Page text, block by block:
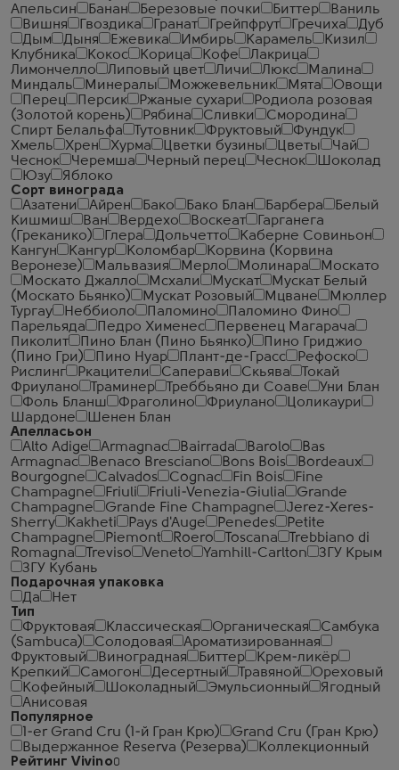
Апельсин
Банан Березовые почки Биттер
Ваниль
Вишня
Гвоздика Гранат Грейпфрут Гречиха
Дуб
Дым
Дыня Ежевика Имбирь Карамель
Кизил
Клубника
Кокос Корица Кофе
Лакрица
Лимончелло
Липовый цвет Личи Люкс
Малина
Миндаль
Минералы Можжевельник Мята
Овощи
Перец
Персик Ржаные сухари
Родиола розовая
(Золотой корень)
Рябина Сливки
Смородина
Спирт Белальфа
Тутовник Фруктовый
Фундук
Хмель
Хрен Хурма Цветки бузины Цветы
Чай
Чеcнок
Черемша Черный перец Чеснок
Шоколад
Юзу
Яблоко
Сорт винограда
Азатени
Айрен Бако Бако Блан Барбера
Белый
Кишмиш
Ван Вердехо Воскеат
Гарганега
(Греканико)
Глера Дольчетто
Каберне Совиньон
Кангун
Кангур Коломбар
Корвина (Корвина
Веронезе)
Мальвазия Мерло Молинара
Москато
Москато Джалло
Мсхали Мускат
Мускат Белый
(Москато Бьянко)
Мускат Розовый Мцване
Мюллер
Тургау
Неббиоло Паломино
Паломино Фино
Парельяда
Педро Хименес
Первенец Магарача
Пиколит
Пино Блан (Пино Бьянко)
Пино Гриджио
(Пино Гри)
Пино Нуар Плант-де-Грасс
Рефоско
Рислинг
Ркацители Саперави Скьява
Токай
Фриулано
Траминер Треббьяно ди Соаве
Уни Блан
Фоль Бланш
Фраголино Фриулано
Цоликаури
Шардоне
Шенен Блан
Апелласьон
Alto Adige
Armagnac Bairrada Barolo
Bas
Armagnac
Benaco Bresciano Bons Bois
Bordeaux
Bourgogne
Calvados Cognac Fin Bois
Fine
Champagne
Friuli Friuli-Venezia-Giulia
Grande
Champagne
Grande Fine Champagne
Jerez-Xeres-
Sherry
Kakheti Pays d'Auge Penedes
Petite
Champagne
Piemont Roero Toscana
Trebbiano di
Romagna
Treviso Veneto Yamhill-Carlton
ЗГУ Крым
ЗГУ Кубань
Подарочная упаковка
Да
Нет
Тип
Фруктовая
Классическая Органическая
Самбука
(Sambuca)
Солодовая
Ароматизированная
Фруктовый
Виноградная Биттер
Крем-ликёр
Крепкий
Самогон Десертный Травяной
Ореховый
Кофейный
Шоколадный Эмульсионный
Ягодный
Анисовая
Популярное
1-er Grand Cru (1-й Гран Крю)
Grand Cru (Гран Крю)
Выдержанное Reserva (Резерва)
Коллекционный
Рейтинг Vivino